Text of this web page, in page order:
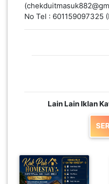
No Tel : 601159097325
Lain Lain Iklan